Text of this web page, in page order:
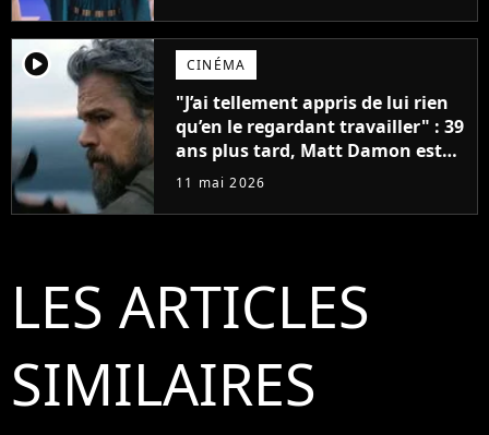
player2 CINÉMA
"J’ai tellement appris de lui rien
qu’en le regardant travailler" : 39
ans plus tard, Matt Damon est
devenu une source d’inspiration
11 mai 2026
LES ARTICLES
SIMILAIRES